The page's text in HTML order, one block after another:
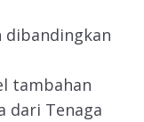
dibandingkan
tambahan
dari Tenaga